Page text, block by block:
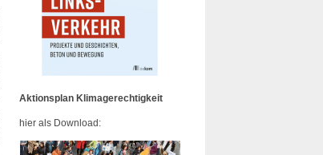
Aktionsplan Klimagerechtigkeit
hier als Download: